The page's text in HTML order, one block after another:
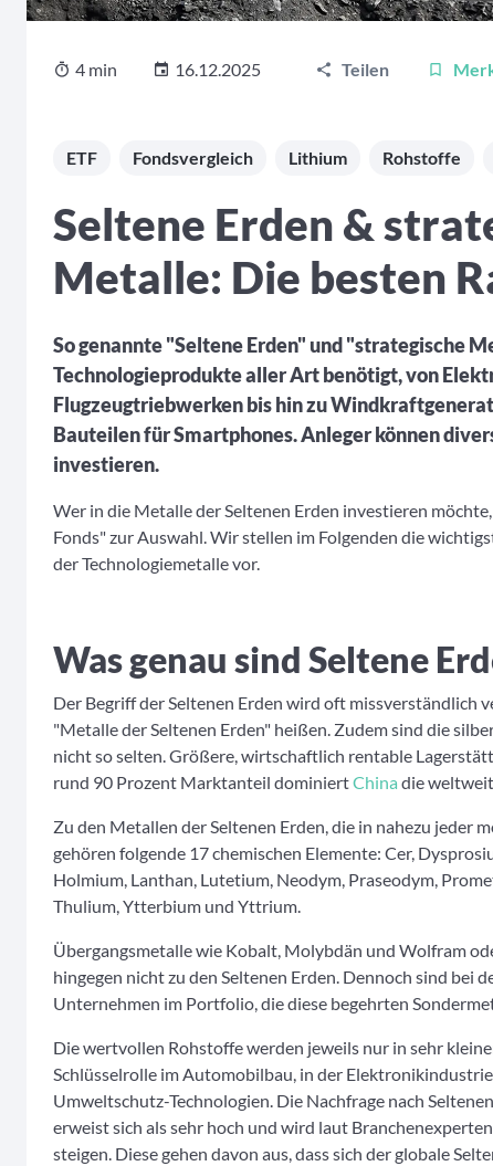
4 min 16.12.2025 Teilen
ETF Fondsvergleich Lithium Rohstoffe
Seltene Erden &
Metalle: Die besten
So genannte "Seltene Erden" und "strategische
Technologieprodukte aller Art benötigt, von
Flugzeugtriebwerken bis hin zu
Bauteilen für Smartphones. Anleger können
investieren.
Wer in die Metalle der Seltenen Erden investieren
Fonds" zur Auswahl. Wir stellen im Folgenden die
der Technologiemetalle vor.
Was genau sind Seltene
Der Begriff der Seltenen Erden wird oft missverständlich
"Metalle der Seltenen Erden" heißen. Zudem sind die
nicht so selten. Größere, wirtschaftlich rentable
rund 90 Prozent Marktanteil dominiertChina die
Zu den Metallen der Seltenen Erden, die in nahezu jeder
gehören folgende 17 chemischen Elemente: Cer,
Holmium, Lanthan, Lutetium, Neodym, Praseodym,
Thulium, Ytterbium und Yttrium.
Übergangsmetalle wie Kobalt, Molybdän und Wolfram
hingegen nicht zu den Seltenen Erden. Dennoch sind bei
Unternehmen im Portfolio, die diese begehrten
Die wertvollen Rohstoffe werden jeweils nur in sehr
Schlüsselrolle im Automobilbau, in der
Umweltschutz-Technologien. Die Nachfrage nach
erweist sich als sehr hoch und wird laut
steigen. Diese gehen davon aus, dass sich der globale